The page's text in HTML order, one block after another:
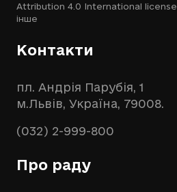
Attribution 4.0 International license
інше
Контакти
пл. Андрія Парубія, 1
м.Львів, Україна, 79008.
(032) 2-999-800
Про раду